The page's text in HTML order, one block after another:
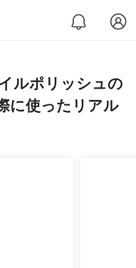
ルポリッシュの
に使ったリアル